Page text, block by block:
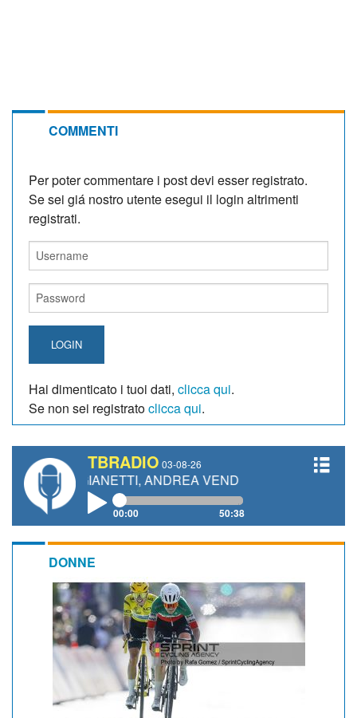
COMMENTI
Per poter commentare i post devi esser registrato.
Se sei giá nostro utente esegui il login altrimenti
registrati.
LOGIN
Hai dimenticato i tuoi dati, clicca qui.
Se non sei registratoclicca qui.
TBRADIO 03-08-26
GIANETTI, ANDREA VENDRAME, FILIPPO FIORELLI
00:00 50:38
DONNE